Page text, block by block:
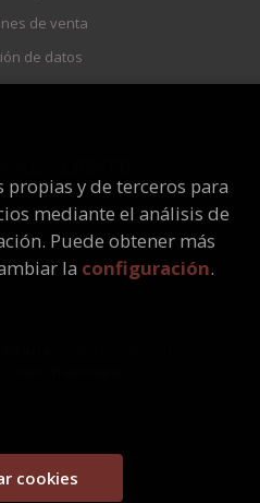
de venta
de datos
de Cookies
somos
especiales
propias y de terceros para
mediante el análisis de
Puede obtener más
la configuración.
cookies